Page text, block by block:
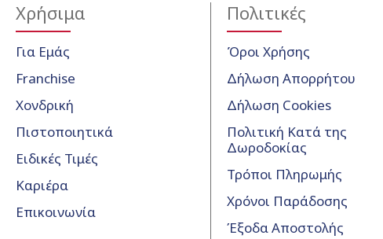
Χρήσιμα
Για Εμάς
Franchise
Χονδρική
Πιστοποιητικά
Ειδικές Τιμές
Καριέρα
Επικοινωνία
Πολιτικές
Όροι Χρήσης
Δήλωση Απορρήτου
Δήλωση Cookies
Πολιτική Κατά της
Δωροδοκίας
Τρόποι Πληρωμής
Χρόνοι Παράδοσης
Έξοδα Αποστολής